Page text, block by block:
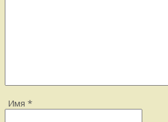
Имя *